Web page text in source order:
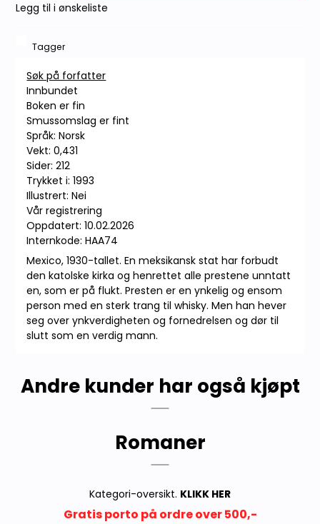
Legg til i ønskeliste
Tagger
Søk på forfatter
Innbundet
Boken er fin
Smussomslag er fint
Språk: Norsk
Vekt: 0,431
Sider: 212
Trykket i: 1993
Illustrert: Nei
Vår registrering
Oppdatert: 10.02.2026
Internkode: HAA74
Mexico, 1930-tallet. En meksikansk stat har forbudt
den katolske kirka og henrettet alle prestene unntatt
en, som er på flukt. Presten er en ynkelig og ensom
person med en sterk trang til whisky. Men han hever
seg over ynkverdigheten og fornedrelsen og dør til
slutt som en verdig mann.
Andre kunder har også kjøpt
Romaner
Kategori-oversikt. KLIKK HER
Gratis porto på ordre over 500,-